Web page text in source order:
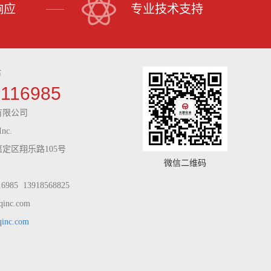
应 专业技术支持
公司
区翔乐路105号
13918568825
微信二维码